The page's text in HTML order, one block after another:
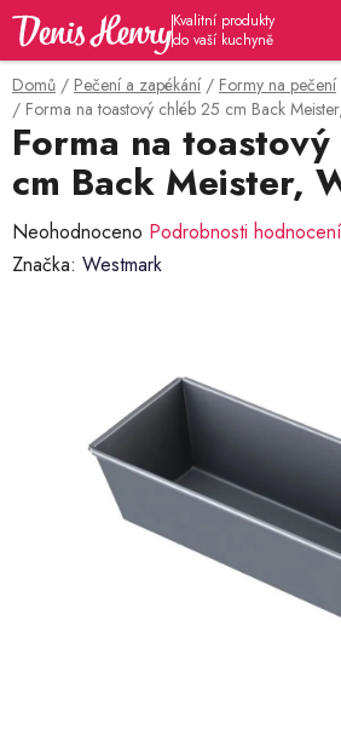
Přejít
obsah
Domů / Pečení a zapékání / Formy na pečení
/ Forma na toastový chléb 25 cm Back
Forma na
cm Back Meister,
Průměrné
hodnocení
hvězdiček.
Neohodnoceno Podrobnosti hodnocení
Značka: Westmark